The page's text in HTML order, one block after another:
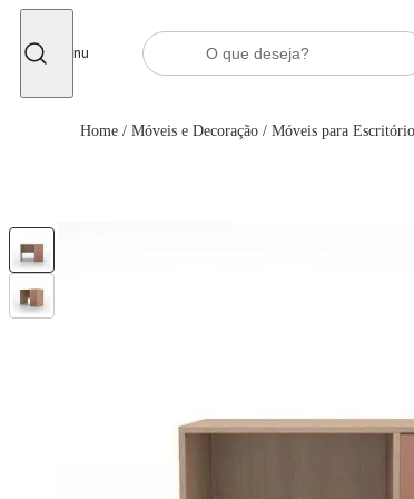
Menu
Home / Móveis e Decoração / Móveis para Escritório